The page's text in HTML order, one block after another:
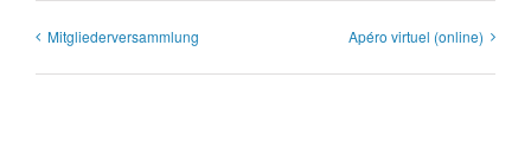
Mitgliederversammlung Apéro virtuel (online)